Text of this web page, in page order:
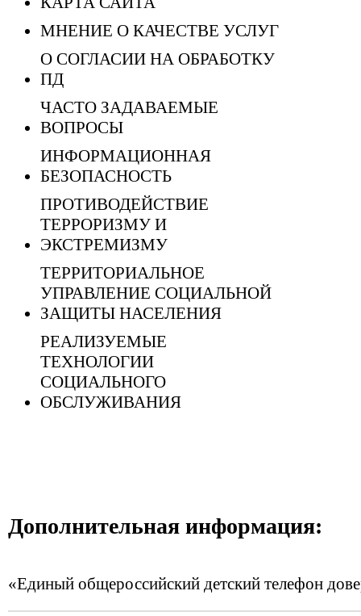
МНЕНИЕ О КАЧЕСТВЕ УСЛУГ
О СОГЛАСИИ НА ОБРАБОТКУ
ПД
ЧАСТО ЗАДАВАЕМЫЕ
ВОПРОСЫ
ИНФОРМАЦИОННАЯ
БЕЗОПАСНОСТЬ
ПРОТИВОДЕЙСТВИЕ
ТЕРРОРИЗМУ И
ЭКСТРЕМИЗМУ
ТЕРРИТОРИАЛЬНОЕ
УПРАВЛЕНИЕ СОЦИАЛЬНОЙ
ЗАЩИТЫ НАСЕЛЕНИЯ
РЕАЛИЗУЕМЫЕ
ТЕХНОЛОГИИ
СОЦИАЛЬНОГО
ОБСЛУЖИВАНИЯ
Дополнительная информация:
«Единый общероссийский детский телефон